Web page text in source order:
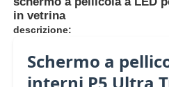
Fatory Tour
Controllo di qualità
in vetrina
descrizione:
Schermo a
interni P5 Ultra